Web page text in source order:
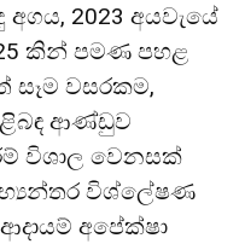
2023 අයවැයේ
කින් පමණ පහළ
සෑම වසරකම,
ආණ්ඩුව
විශාල වෙනසක්
විශ්ලේෂණ
අපේක්ෂා